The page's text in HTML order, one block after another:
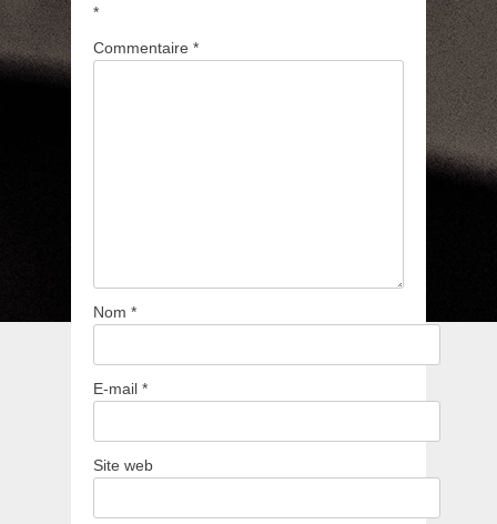
*
Commentaire *
Nom *
E-mail *
Site web